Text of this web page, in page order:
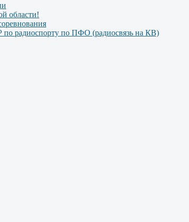
области!
по радиоспорту по ПФО (радиосвязь на КВ)